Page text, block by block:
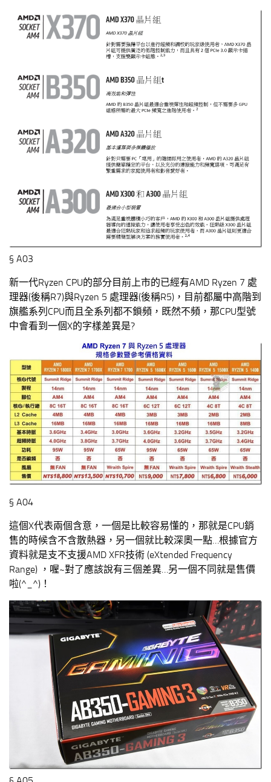
§ A03
新一代Ryzen CPU的部分目前上市的已經有AMD Ryzen 7 處
理器(後稱R7)與Ryzen 5 處理器(後稱R5)，目前都屬中高階到
旗艦系列CPU而且全系列都不鎖頻，既然不頻，那CPU型號
中會看到一個X的字樣差異是?
§ A04
這個X代表兩個含意，一個是比較容易懂的，那就是CPU銷
售的時候含不含散熱器，另一個就比較深奧一點…根據官方
資料就是支不支援AMD XFR技術 (eXtended Frequency
Range) ，喔~對了應該說有三個差異…另一個不同就是售價
啦(^_^)！